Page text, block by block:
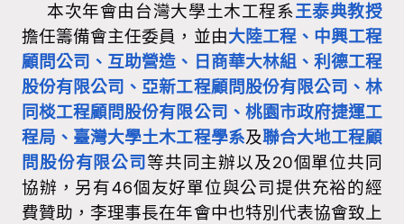
本次年會由台灣大學土木工程系王泰典教授
擔任籌備會主任委員，並由大陸工程、中興工程
顧問公司、互助營造、日商華大林組、利德工程
股份有限公司、亞新工程顧問股份有限公司、林
同棪工程顧問股份有限公司、桃園市政府捷運工
程局、臺灣大學土木工程學系及聯合大地工程顧
問股份有限公司 等共同主辦以及20個單位共同
協辦，另有46個友好單位與公司提供充裕的經
費贊助，李理事長在年會中也特別代表協會致上